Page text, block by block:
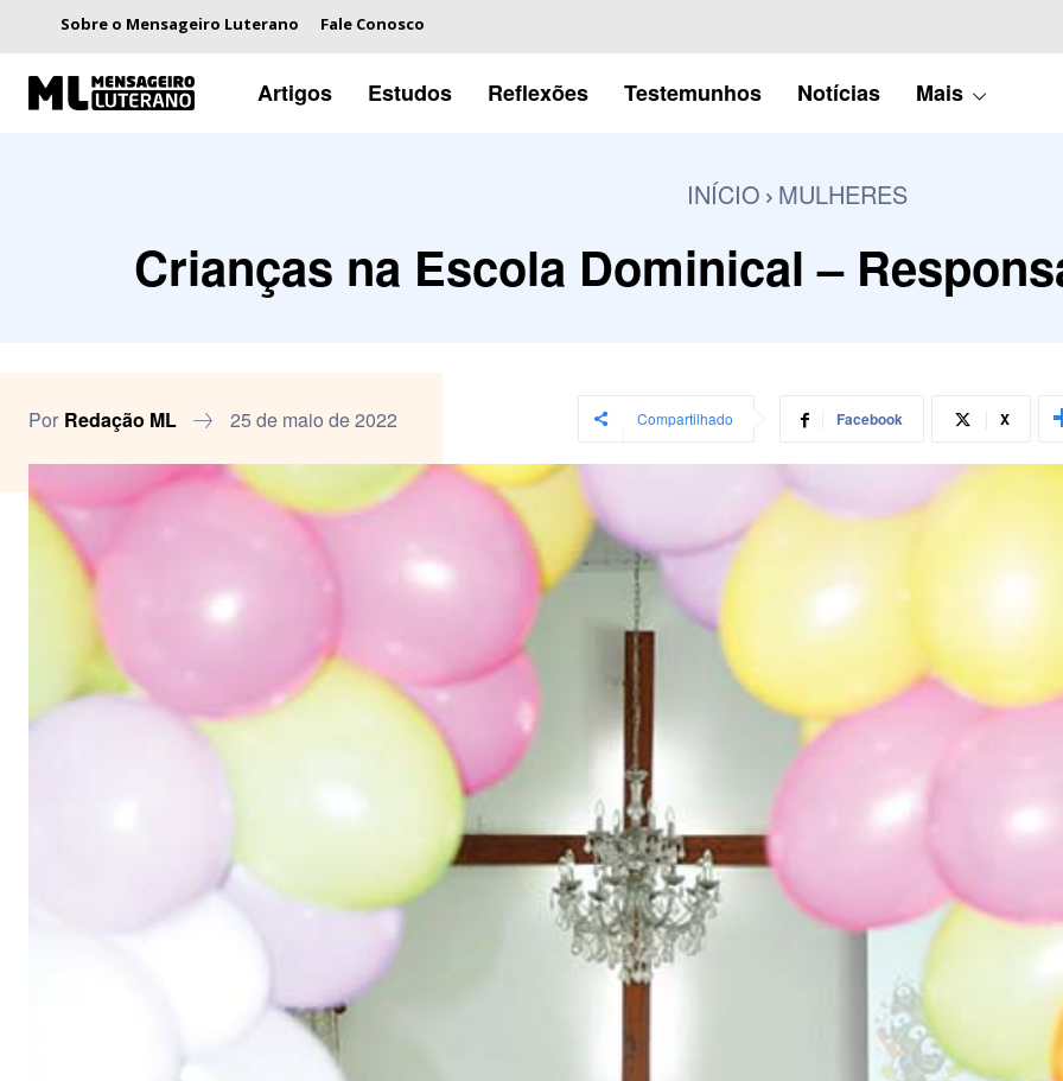
Sobre o Mensageiro Luterano Fale Conosco
Artigos Estudos Reflexões Testemunhos Notícias Mais
INÍCIO MULHERES
Crianças na Escola Dominical –
Por Redação ML 25 de maio de 2022 Compartilhado Facebook X